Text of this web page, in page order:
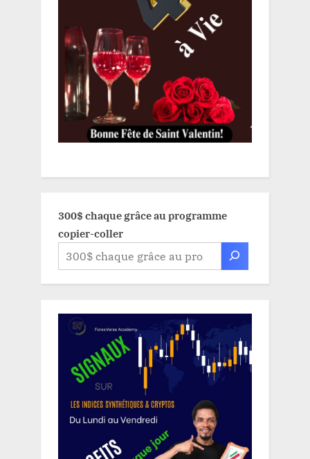
300$ chaque grâce au programme
copier-coller